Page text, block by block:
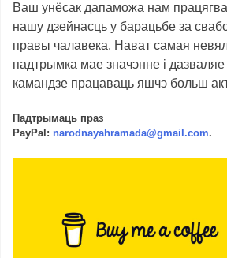
Ваш унёсак дапаможа нам
нашу дзейнасць у барацьбе за
правы чалавека. Нават самая
падтрымка мае значэнне і
камандзе працаваць яшчэ больш
Падтрымаць праз
PayPal : narodnayahramada@gmail.com.